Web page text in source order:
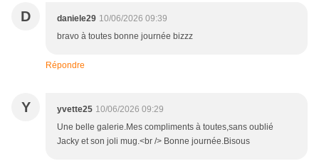
D daniele29 10/06/2026 09:39
bravo à toutes bonne journée bizzz
Répondre
Y yvette25 10/06/2026 09:29
Une belle galerie.Mes compliments à toutes,sans oublié
Jacky et son joli mug.<br /> Bonne journée.Bisous